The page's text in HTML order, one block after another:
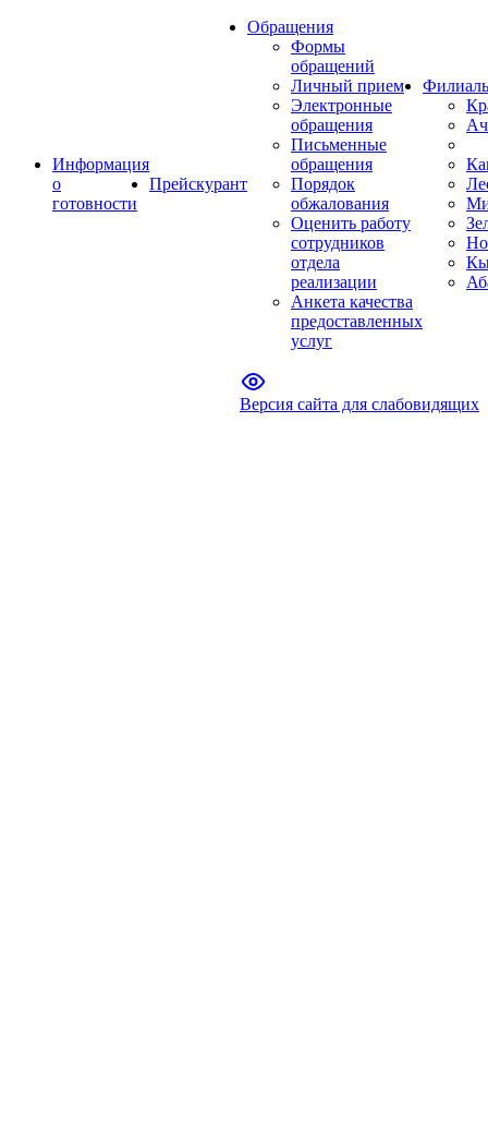
Информация
о
готовности
Прейскурант
Обращения
Формы
обращений
Личный прием
Электронные
обращения
Письменные
обращения
Порядок
обжалования
Оценить работу
сотрудников
отдела
реализации
Анкета качества
предоставленных
услуг
Версия сайта для слабовидящих